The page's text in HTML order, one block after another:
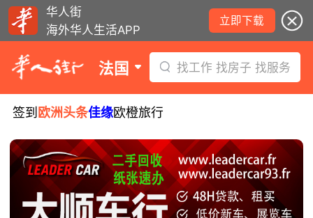
华人街
海外华人生活APP
立即下载
法国 找工作 找房子 找服务
签到 欧洲头条佳缘欧橙旅行